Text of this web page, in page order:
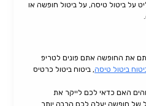
על ביטול טיסה, על ביטול חופשה או
את החופשה אתם פונים לטריפ
ביטול טיסה, ביטוח ביטול כרטיס
האם כדאי לכם לייקר את
חופשה יעלה לכם הרבה יותר